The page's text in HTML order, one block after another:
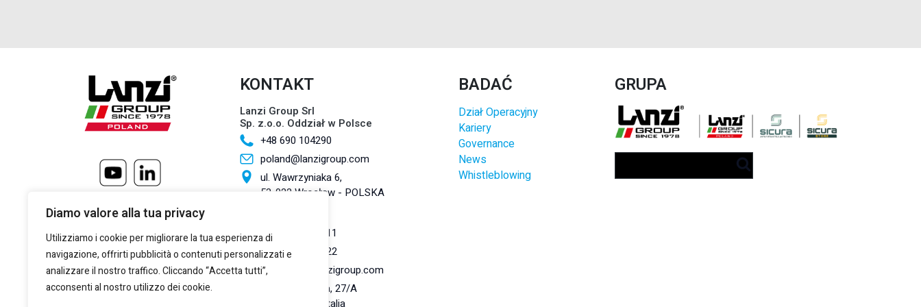
Diamo valore alla tua privacy
Utilizziamo i cookie per migliorare la tua esperienza di
navigazione, offrirti pubblicità o contenuti personalizzati e
analizzare il nostro traffico. Cliccando “Accetta tutti”,
acconsenti al nostro utilizzo dei cookie.
KONTAKT
Lanzi Group Srl
Sp. z.o.o. Oddział w Polsce
+48 690 104290
poland@lanzigroup.com
ul. Wawrzyniaka 6,
53-022 Wrocław - POLSKA
+39 011 2284011
+39 011 2284022
marketing@lanzigroup.com
Via Giulio Natta, 27/A
Torino, 10148 Italia
BADAĆ
Dział Operacyjny
Kariery
Governance
News
Whistleblowing
GRUPA